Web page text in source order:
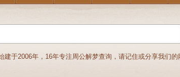
建于2006年，16年专注周公解梦查询，请记住或分享我们